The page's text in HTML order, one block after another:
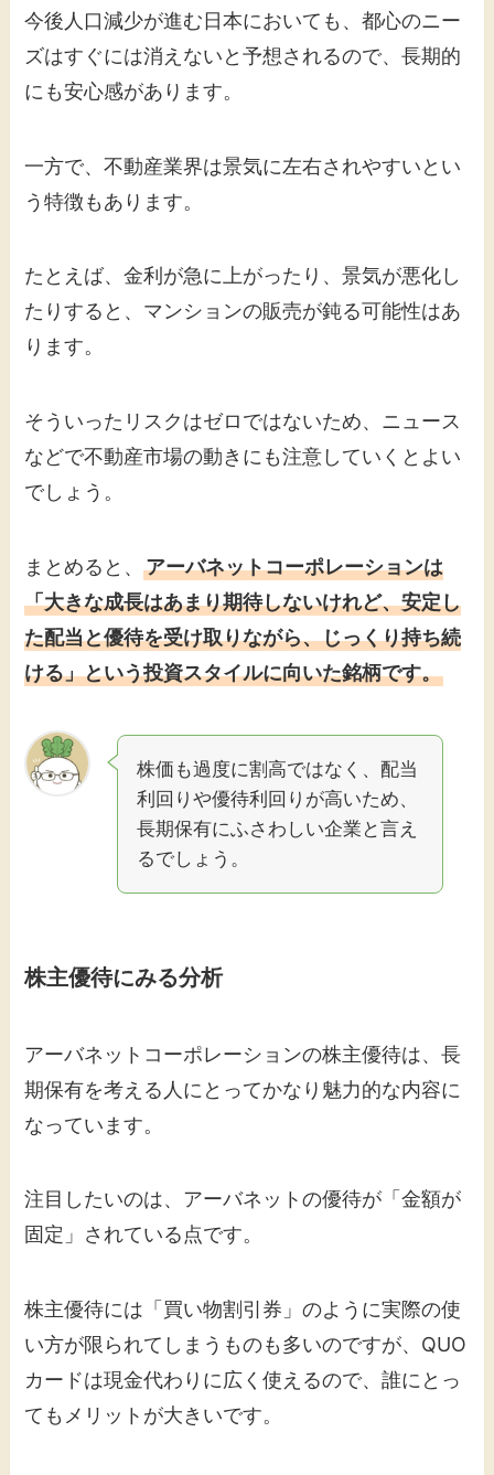
今後人口減少が進む日本においても、都心のニー
ズはすぐには消えないと予想されるので、長期的
にも安心感があります。
一方で、不動産業界は景気に左右されやすいとい
う特徴もあります。
たとえば、金利が急に上がったり、景気が悪化し
たりすると、マンションの販売が鈍る可能性はあ
ります。
そういったリスクはゼロではないため、ニュース
などで不動産市場の動きにも注意していくとよい
でしょう。
まとめると、アーバネットコーポレーションは
「大きな成長はあまり期待しないけれど、安定し
た配当と優待を受け取りながら、じっくり持ち続
ける」という投資スタイルに向いた銘柄です。
株価も過度に割高ではなく、配当
利回りや優待利回りが高いため、
長期保有にふさわしい企業と言え
るでしょう。
株主優待にみる分析
アーバネットコーポレーションの株主優待は、長
期保有を考える人にとってかなり魅力的な内容に
なっています。
注目したいのは、アーバネットの優待が「金額が
固定」されている点です。
株主優待には「買い物割引券」のように実際の使
い方が限られてしまうものも多いのですが、QUO
カードは現金代わりに広く使えるので、誰にとっ
てもメリットが大きいです。